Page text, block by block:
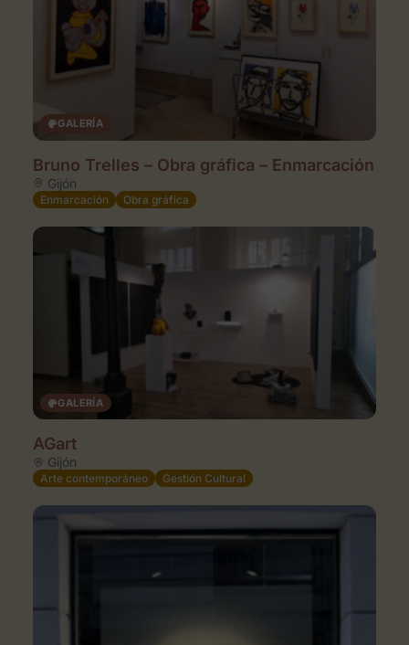
GALERÍA
Bruno Trelles – Obra gráfica – Enmarcación
Gijón
Enmarcación Obra gráfica
GALERÍA
AGart
Gijón
Arte contemporáneo Gestión Cultural